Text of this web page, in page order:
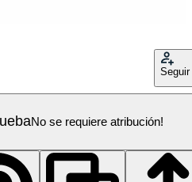
Seguir
No se requiere atribución!